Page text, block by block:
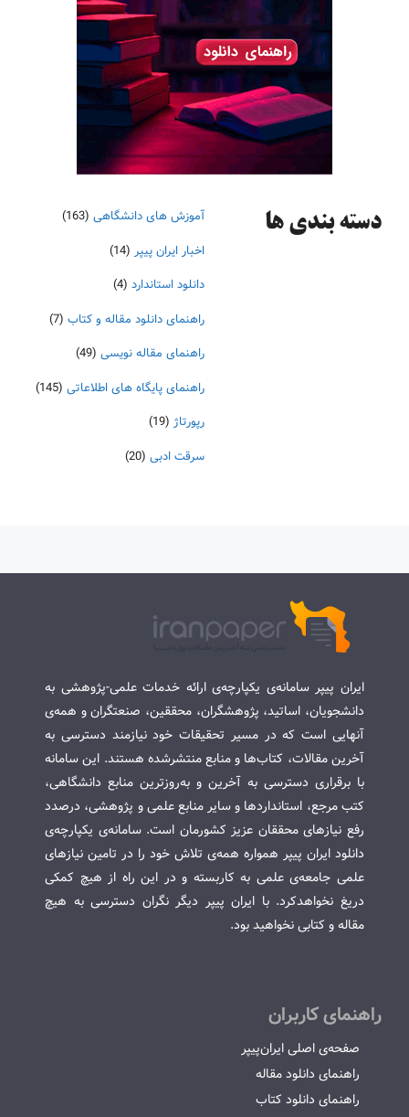
دسته‌ بندی ها آموزش های دانشگاهی (163)
اخبار ایران پیپر (14)
دانلود استاندارد (4)
راهنمای دانلود مقاله و کتاب (7)
راهنمای مقاله نویسی (49)
راهنمای پایگاه های اطلاعاتی (145)
رپورتاژ (19)
سرقت ادبی (20)
ایران پیپر سامانه‌ی یکپارچه‌ی ارائه خدمات علمی-پژوهشی به
دانشجویان، اساتید، پژوهشگران، محققین، صنعتگران و همه‌ی
آنهایی است که در مسیر تحقیقات خود نیازمند دسترسی به
آخرین مقالات، کتاب‌ها و منابع منتشرشده هستند. این سامانه
با برقراری دسترسی به آخرین و به‌روزترین منابع دانشگاهی،
کتب مرجع، استانداردها و سایر منابع علمی و پژوهشی، درصدد
رفع نیازهای محققان عزیز کشورمان است. سامانه‌ی یکپارچه‌ی
دانلود ایران پیپر همواره همه‌ی تلاش خود را در تامین نیازهای
علمی جامعه‌ی علمی به کاربسته و در این راه از هیچ کمکی
دریغ نخواهدکرد. با ایران پیپر دیگر نگران دسترسی به هیچ
مقاله و کتابی نخواهید بود.
راهنمای کاربران
صفحه‌ی اصلی ایران‌پیپر
راهنمای دانلود مقاله
راهنمای دانلود کتاب